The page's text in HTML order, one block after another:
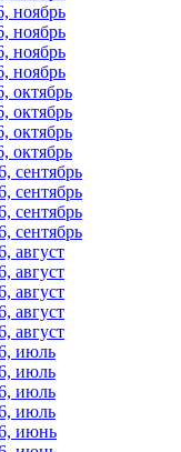
ноябрь
ноябрь
ноябрь
ноябрь
октябрь
октябрь
октябрь
октябрь
сентябрь
сентябрь
сентябрь
сентябрь
август
август
август
август
август
июль
июль
июль
июль
июнь